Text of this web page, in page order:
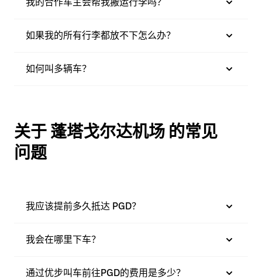
如果我的所有行李都放不下怎么办？
如何叫多辆车？
关于 蓬塔戈尔达机场 的常见
问题
我应该提前多久抵达 PGD？
我会在哪里下车？
通过优步叫车前往PGD的费用是多少？